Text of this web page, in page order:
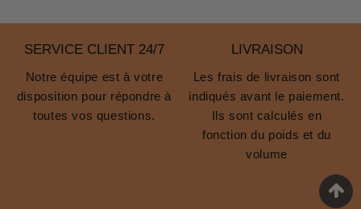
SERVICE CLIENT 24/7
Notre équipe est à votre
disposition pour répondre à
toutes vos questions.
LIVRAISON
Les frais de livraison sont
indiqués avant le paiement.
Ils sont calculés en
fonction du poids et du
volume